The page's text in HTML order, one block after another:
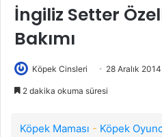
İngiliz Setter
Bakımı
Köpek Cinsleri 28 Aralık 2014
2 dakika okuma süresi
Köpek Maması - Köpek